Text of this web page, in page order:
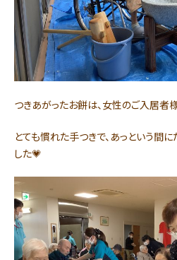
つきあがったお餅は、女性のご入居者
とても慣れた手つきで、あっという間
した💗